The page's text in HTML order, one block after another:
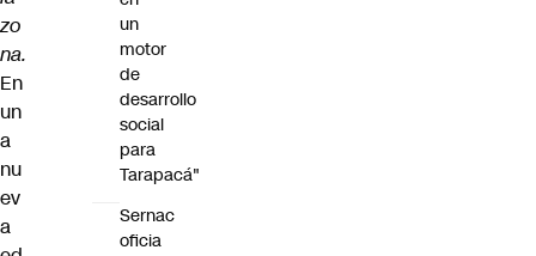
zo
na.
En
un
a
nu
ev
a
un
motor
de
desarrollo
social
para
Tarapacá"
Sernac
oficia